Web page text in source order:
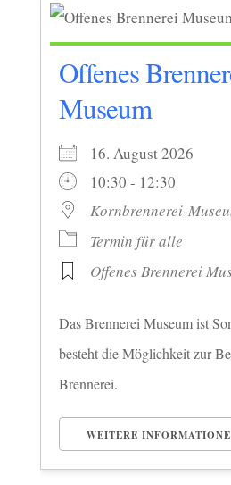
Offenes
Museum
16. August 2026
10:30 - 12:30
Kornbrennerei-
Termin für alle
Offenes Brennerei
Das Brennerei Museum ist
besteht die Möglichkeit zur
Brennerei.
WEITERE